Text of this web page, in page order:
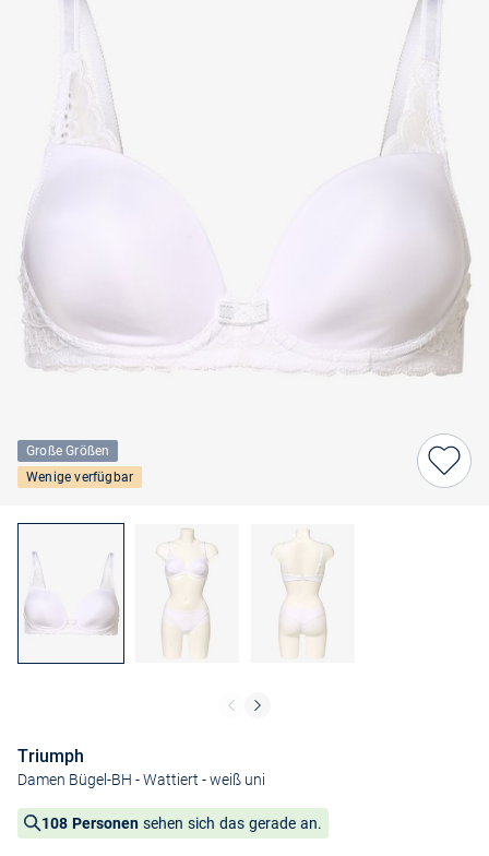
Große Größen
Wenige verfügbar
Triumph
Damen Bügel-BH - Wattiert - weiß uni
108 Personen sehen sich das gerade an.